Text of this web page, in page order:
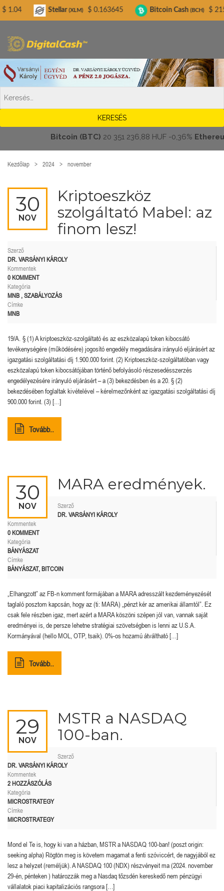
Bitcoin (BTC) 20 351 236,88 HUF-0,36% Ethereum
Kezdőlap 2024 november
30
NOV
Kriptoeszköz
szolgáltató Mabel: az
finom lesz!
Szerző
DR. VARSÁNYI KÁROLY
Kommentek
0 KOMMENT
Kategória
MNB , SZABÁLYOZÁS
Címke
MNB
19/A. § (1) A kriptoeszköz-szolgáltató és az eszközalapú token kibocsátó
tevékenységére (működésére) jogosító engedély megadására irányuló eljárásért az
igazgatási szolgáltatási díj 1.900.000 forint. (2) Kriptoeszköz-szolgáltatóban vagy
eszközalapú token kibocsátójában történő befolyásoló részesedésszerzés
engedélyezésére irányuló eljárásért – a (3) bekezdésben és a 20. § (2)
bekezdésében foglaltak kivételével – kérelmezőnként az igazgatási szolgáltatási díj
900.000 forint. (3) […]
Tovább..
30
NOV
MARA eredmények.
Szerző
DR. VARSÁNYI KÁROLY
Kommentek
0 KOMMENT
Kategória
BÁNYÁSZAT
Címke
BÁNYÁSZAT, BITCOIN
„Elhangzott” az FB-n komment formájában a MARA adresszált kezdeményezését
taglaló posztom kapcsán, hogy az (ti: MARA) „pénzt kér az amerikai államtól”. Ez
csak fele részben igaz, mert azért a MARA köszöni szépen jól van, vannak saját
eredményei is, de persze lehetne stratégiai szövetségben is lenni az U.S.A.
Kormányával (hello MOL, OTP, tsaik). 0%-os hozamú átváltható […]
Tovább..
29
NOV
MSTR a NASDAQ
100-ban.
Szerző
DR. VARSÁNYI KÁROLY
Kommentek
2 HOZZÁSZÓLÁS
Kategória
MICROSTRATEGY
Címke
MICROSTRATEGY
Mond el Te is, hogy ki van a házban, MSTR a NASDAQ 100-ban! (poszt origin:
seeking alpha) Rögtön meg is követem magamat a fenti szóviccért, de nagyjából ez
lesz a helyzet (reméljük). A NASDAQ 100 (NDX) részvényeit ma (2024. november
29-én, pénteken ) határozzák meg a Nasdaq tőzsdén kereskedő nem pénzügyi
vállalatok piaci kapitalizációs rangsora […]
Stellar(XLM) $ 0.163645 Bitcoin Cash(BCH) $ 215.10
Digitalcash.hu